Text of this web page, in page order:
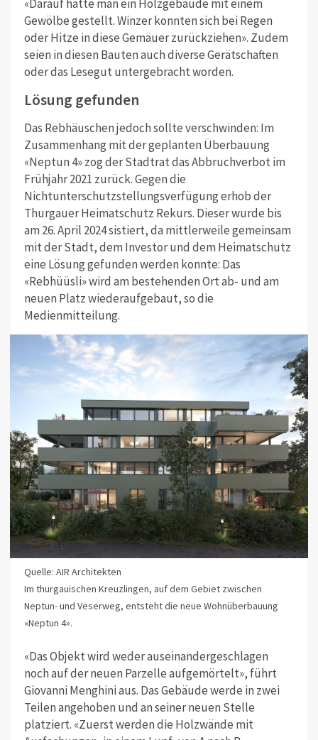
«Darauf hatte man ein Holzgebäude mit einem
Gewölbe gestellt. Winzer konnten sich bei Regen
oder Hitze in diese Gemäuer zurückziehen». Zudem
seien in diesen Bauten auch diverse Gerätschaften
oder das Lesegut untergebracht worden.
Lösung gefunden
Das Rebhäuschen jedoch sollte verschwinden: Im
Zusammenhang mit der geplanten Überbauung
«Neptun 4» zog der Stadtrat das Abbruchverbot im
Frühjahr 2021 zurück. Gegen die
Nichtunterschutzstellungsverfügung erhob der
Thurgauer Heimatschutz Rekurs. Dieser wurde bis
am 26. April 2024 sistiert, da mittlerweile gemeinsam
mit der Stadt, dem Investor und dem Heimatschutz
eine Lösung gefunden werden konnte: Das
«Rebhüüsli» wird am bestehenden Ort ab- und am
neuen Platz wiederaufgebaut, so die
Medienmitteilung.
Quelle: AIR Architekten
Im thurgauischen Kreuzlingen, auf dem Gebiet zwischen
Neptun- und Veserweg, entsteht die neue Wohnüberbauung
«Neptun 4».
«Das Objekt wird weder auseinandergeschlagen
noch auf der neuen Parzelle aufgemörtelt», führt
Giovanni Menghini aus. Das Gebäude werde in zwei
Teilen angehoben und an seiner neuen Stelle
platziert. «Zuerst werden die Holzwände mit